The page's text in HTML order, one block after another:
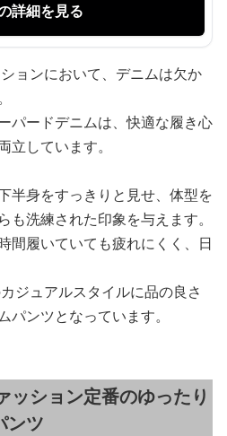
詳細を見る
ョンにおいて、デニムは欠か
パードデニムは、快適な履き心
しています。
半身をすっきりと見せ、体型を
も洗練された印象を与えます。
間履いていても疲れにくく、日
ジュアルスタイルに品の良さ
パンツとなっています。
ッション定番のゆったり
ンツ